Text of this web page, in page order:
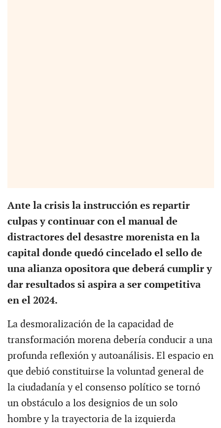
Ante la crisis la instrucción es repartir
culpas y continuar con el manual de
distractores del desastre morenista en la
capital donde quedó cincelado el sello de
una alianza opositora que deberá cumplir y
dar resultados si aspira a ser competitiva
en el 2024.
La desmoralización de la capacidad de
transformación morena debería conducir a una
profunda reflexión y autoanálisis. El espacio en
que debió constituirse la voluntad general de
la ciudadanía y el consenso político se tornó
un obstáculo a los designios de un solo
hombre y la trayectoria de la izquierda